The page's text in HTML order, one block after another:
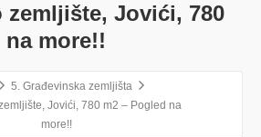
zemljište, Jovići, 780
na more!!
5. Građevinska zemljišta
Jovići, 780 m2 – Pogled na
more!!